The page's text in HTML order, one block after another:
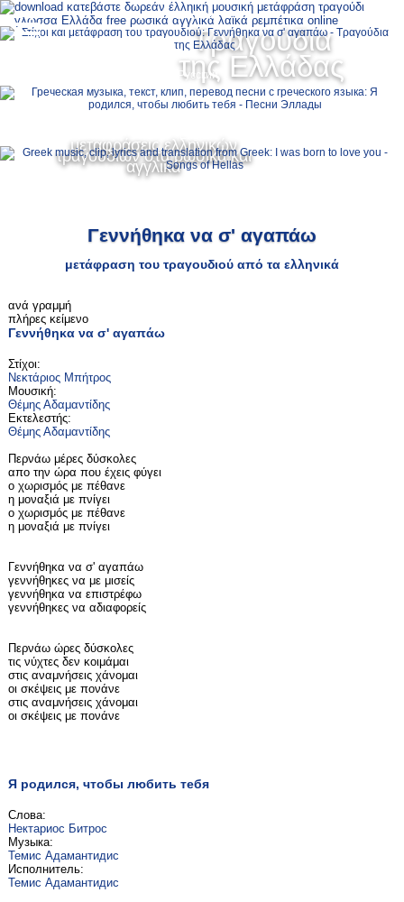
Τραγούδια
της Ελλάδας
μεταφράσεις ελληνικών
τραγουδιών στα ρωσικά και
αγγλικά
Ελληνικά
Русский
MENU
Γεννήθηκα να σ' αγαπάω
μετάφραση του τραγουδιού από τα ελληνικά
ανά γραμμή
πλήρες κείμενο
Γεννήθηκα να σ' αγαπάω
Στίχοι:
Νεκτάριος Μπήτρος
Μουσική:
Θέμης Αδαμαντίδης
Εκτελεστής:
Θέμης Αδαμαντίδης
Περνάω μέρες δύσκολες
απο την ώρα που έχεις φύγει
ο χωρισμός με πέθανε
η μοναξιά με πνίγει
ο χωρισμός με πέθανε
η μοναξιά με πνίγει
Γεννήθηκα να σ' αγαπάω
γεννήθηκες να με μισείς
γεννήθηκα να επιστρέφω
γεννήθηκες να αδιαφορείς
Περνάω ώρες δύσκολες
τις νύχτες δεν κοιμάμαι
στις αναμνήσεις χάνομαι
οι σκέψεις με πονάνε
στις αναμνήσεις χάνομαι
οι σκέψεις με πονάνε
Я родился, чтобы любить тебя
Слова:
Нектариос Битрос
Музыка:
Темис Адамантидис
Исполнитель:
Темис Адамантидис